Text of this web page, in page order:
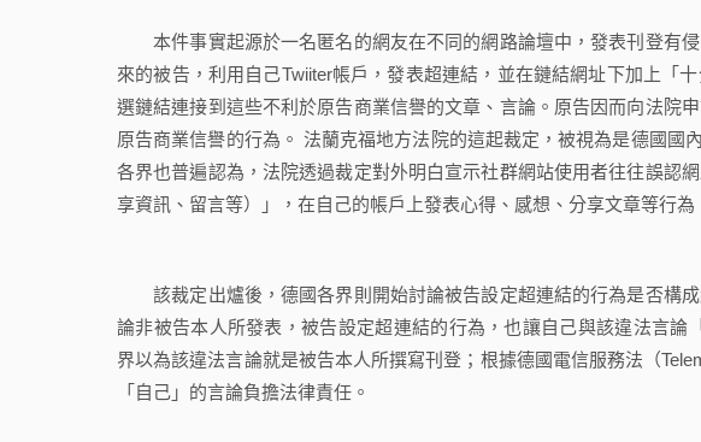
本件事實起源於一名匿名的網友在不同的網路論壇中，發表刊登有侵
來的被告，利用自己Twiiter帳戶，發表超連結，並在鏈結網址下加上「
選鏈結連接到這些不利於原告商業信譽的文章、言論。原告因而向法院
原告商業信譽的行為。 法蘭克福地方法院的這起裁定，被視為是德國國
各界也普遍認為，法院透過裁定對外明白宣示社群網站使用者往往誤認
享資訊、留言等）」，在自己的帳戶上發表心得、感想、分享文章等行為
該裁定出爐後，德國各界則開始討論被告設定超連結的行為是否構
論非被告本人所發表，被告設定超連結的行為，也讓自己與該違法言論
界以為該違法言論就是被告本人所撰寫刊登；根據德國電信服務法（
「自己」的言論負擔法律責任。